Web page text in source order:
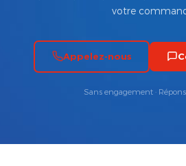
votre
Appelez-nous
Sans engagement ·